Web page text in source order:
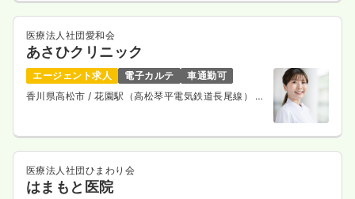
医療法人社団愛和会
あさひクリニック
エージェント求人 電子カルテ
車通勤可
香川県高松市/ 花園駅（高松琴平電気鉄道長尾線） 徒
医療法人社団ひまわり会
はまもと医院